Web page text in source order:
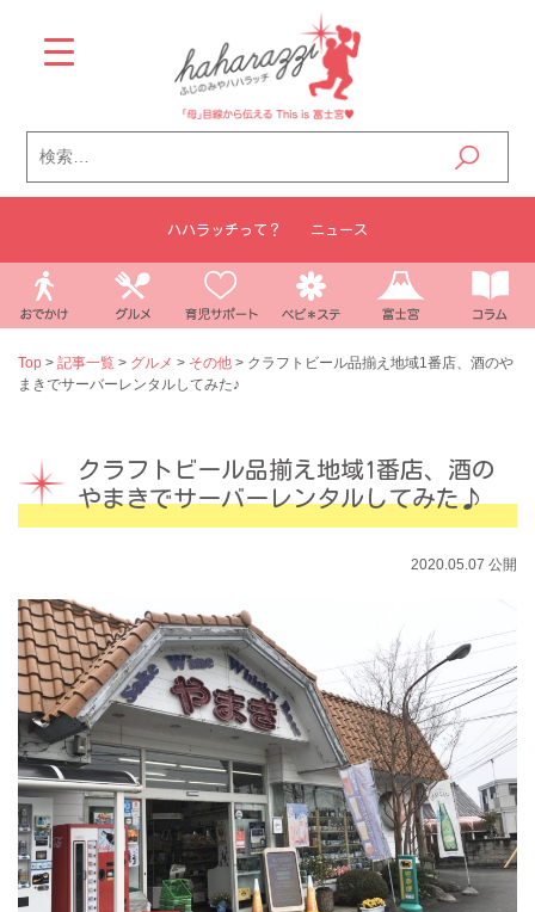
content
ハハラッチって？ ニュース
索:
Top > 記事一覧 > グルメ > その他 > クラフトビール品揃え地域1番店、酒のや
まきでサーバーレンタルしてみた♪
クラフトビール品揃え地域1番店、酒の
やまきでサーバーレンタルしてみた♪
2020.05.07 公開